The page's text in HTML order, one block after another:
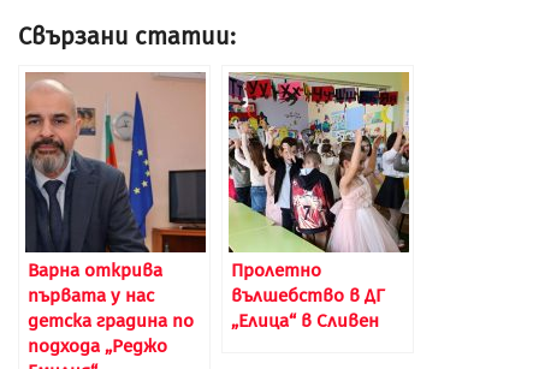
Свързани статии:
Варна открива
първата у нас
детска градина по
подхода „Реджо
Пролетно
вълшебство в ДГ
„Елица“ в Сливен